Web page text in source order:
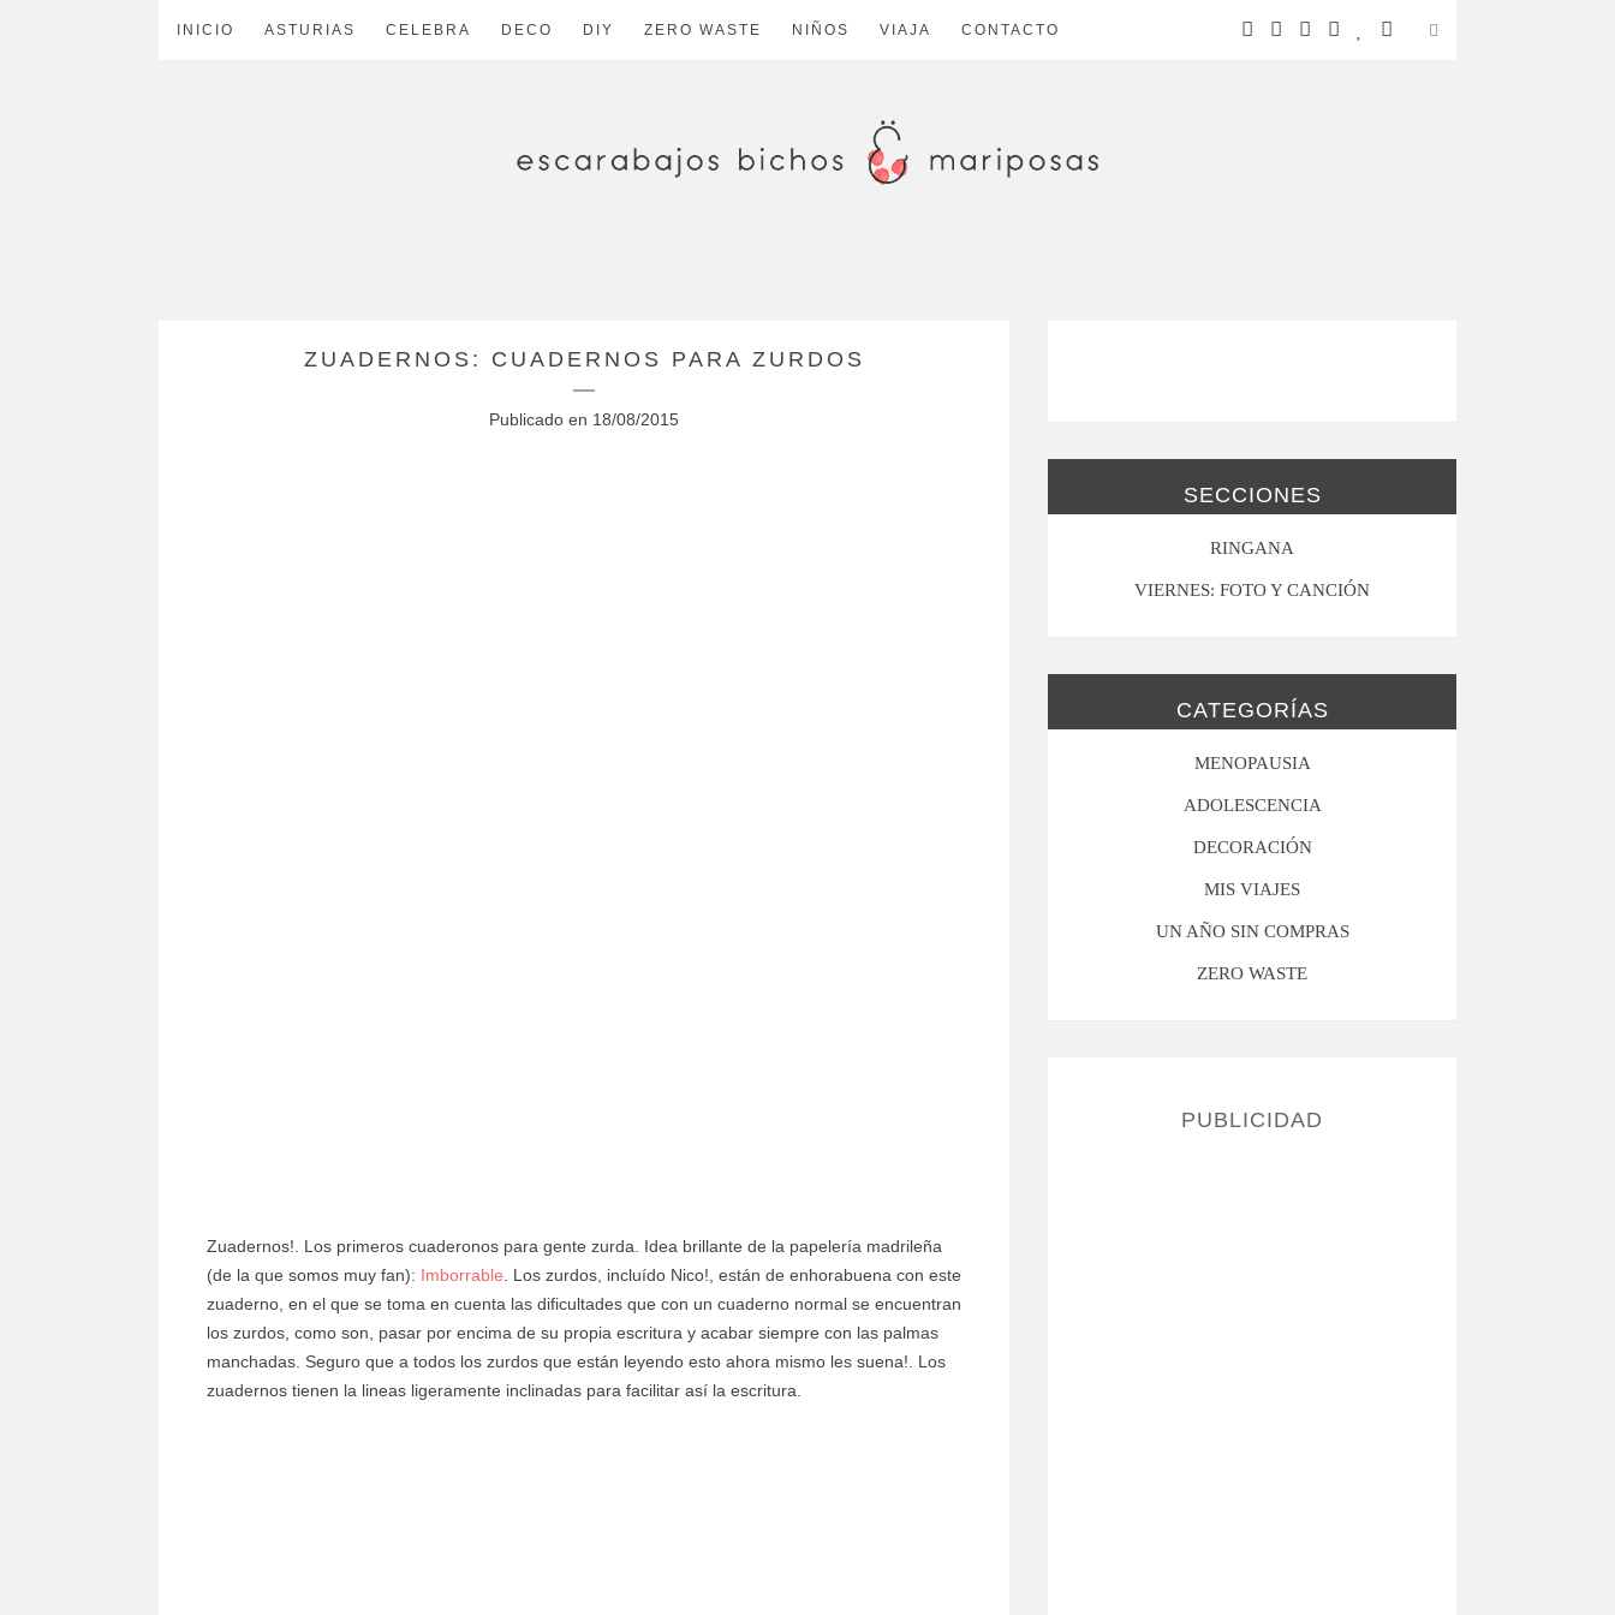
INICIO ASTURIAS CELEBRA DECO DIY ZERO WASTE NIÑOS VIAJA CONTACTO
ZUADERNOS: CUADERNOS PARA ZURDOS
Publicado en 18/08/2015
Zuadernos!. Los primeros cuaderonos para gente zurda. Idea brillante de la papelería madrileña
(de la que somos muy fan): Imborrable . Los zurdos, incluído Nico!, están de enhorabuena con este
zuaderno, en el que se toma en cuenta las dificultades que con un cuaderno normal se encuentran
los zurdos, como son, pasar por encima de su propia escritura y acabar siempre con las palmas
manchadas. Seguro que a todos los zurdos que están leyendo esto ahora mismo les suena!. Los
zuadernos tienen la lineas ligeramente inclinadas para facilitar así la escritura.
SECCIONES
RINGANA
VIERNES: FOTO Y CANCIÓN
CATEGORÍAS
MENOPAUSIA
ADOLESCENCIA
DECORACIÓN
MIS VIAJES
UN AÑO SIN COMPRAS
ZERO WASTE
PUBLICIDAD